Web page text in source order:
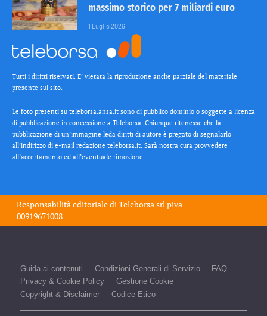
massimo storico per 7 miliardi euro
1 Luglio 2026
Tutti i diritti riservati. E’ vietata la riproduzione anche parziale del materiale
presente sul sito.
Le foto presenti su teleborsa.ansa.it sono di pubblico dominio o soggette a licenza
di pubblicazione in concessione a Teleborsa. Chiunque ritenesse che la
pubblicazione di un’immagine leda diritti di autore è pregato di segnalarlo
all’indirizzo di e-mail redazione teleborsa.it. Sarà nostra cura provvedere
all’accertamento ed all’eventuale rimozione.
Responsabilità editoriale diTeleborsa srlpiva
00919671008
Guida ai contenuti Condizioni Generali di Servizio
FAQ
Privacy & Cookie Policy
Gestione Cookie
Copyright & Disclaimer
Codice Etico